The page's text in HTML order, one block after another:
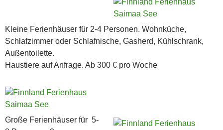
Kleine Ferienhäuser für 2-4 Personen. Wohnküche,
Schlafzimmer oder Schlafnische, Gasherd, Kühlschrank,
Außentoilette.
Haustiere auf Anfrage. Ab 300 € pro Woche
Große Ferienhäuser für 5-